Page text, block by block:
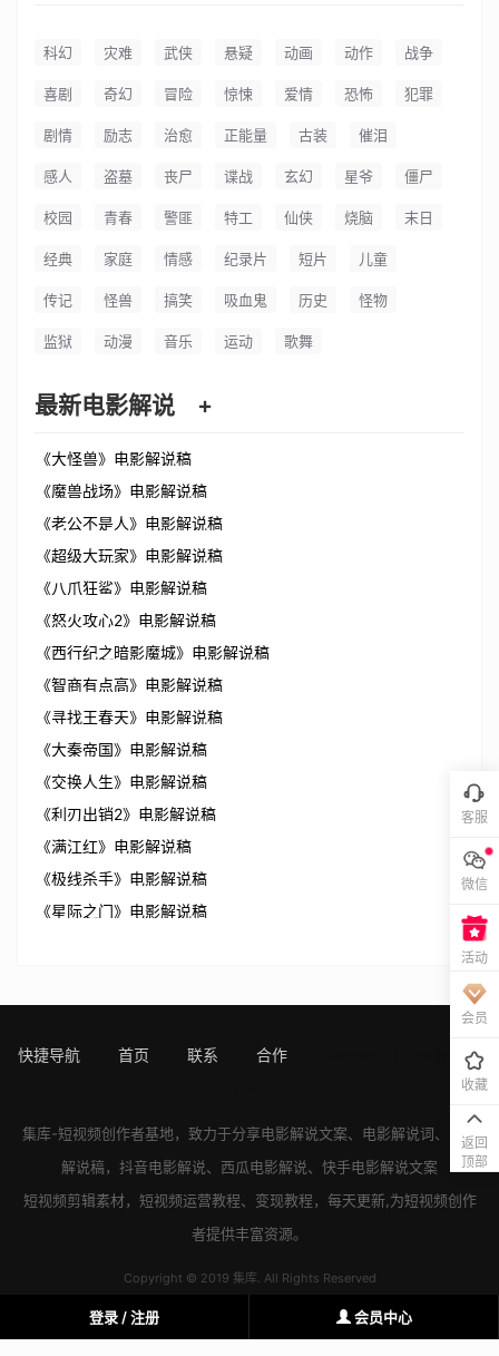
科幻 灾难 武侠 悬疑 动画 动作 战争
喜剧 奇幻 冒险 惊悚 爱情 恐怖 犯罪
剧情 励志 治愈 正能量 古装 催泪
感人 盗墓 丧尸 谍战 玄幻 星爷 僵尸
校园 青春 警匪 特工 仙侠 烧脑 末日
经典 家庭 情感 纪录片 短片 儿童
传记 怪兽 搞笑 吸血鬼 历史 怪物
监狱 动漫 音乐 运动 歌舞
最新电影解说 +
《大怪兽》电影解说稿
《魔兽战场》电影解说稿
《老公不是人》电影解说稿
《超级大玩家》电影解说稿
《八爪狂鲨》电影解说稿
《怒火攻心2》电影解说稿
《西行纪之暗影魔城》电影解说稿
《智商有点高》电影解说稿
《寻找王春天》电影解说稿
《大秦帝国》电影解说稿
《交换人生》电影解说稿
《利刃出销2》电影解说稿
《满江红》电影解说稿
《极线杀手》电影解说稿
《星际之门》电影解说稿
快捷导航 首页 联系 合作
[!---page.sta
集库-短视频创作者基地，致力于分享电影解说文案、 电影解说词、
电影
解说稿， 抖音电影解说、 西瓜电影解说、 快手电影解说文案
短视频剪辑素材，短视频运营教程、变现教程，每天更新,为短视频创作
者提供丰富资源。
Copyright © 2019 集库. All Rights Reserved
登录 / 注册 会员中心
客服
微信
活动
会员
收藏
返回
顶部